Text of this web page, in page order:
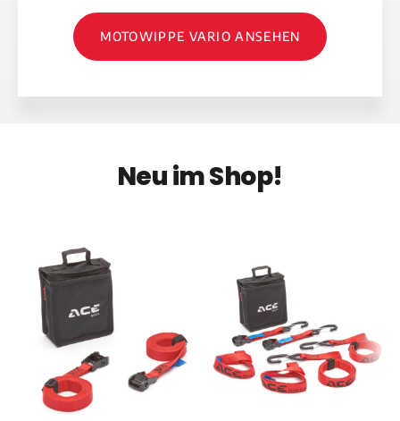
MOTOWIPPE VARIO ANSEHEN
Neu im Shop!